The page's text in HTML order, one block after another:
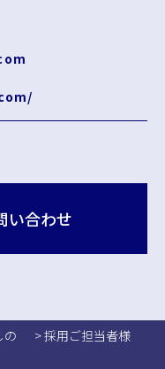
い合わせ
の > 採用ご担当者様